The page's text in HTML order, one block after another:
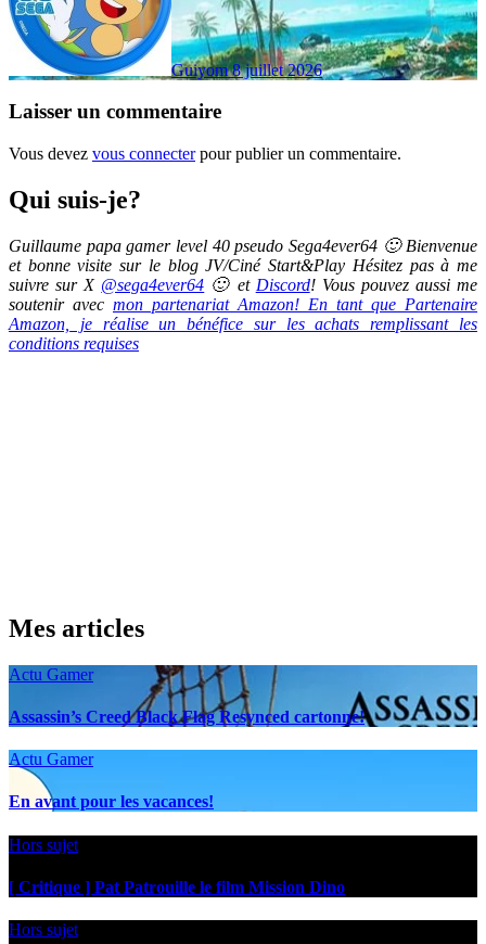
Guiyom8 juillet 2026
Laisser un commentaire
Vous devez vous connecterpour publier un commentaire.
Qui suis-je?
Guillaume papa gamer level 40 pseudo Sega4ever64 🙂 Bienvenue
et bonne visite sur le blog JV/Ciné Start&Play Hésitez pas à me
suivre sur X @sega4ever64 🙂 et Discord! Vous pouvez aussi me
soutenir avec mon partenariat Amazon! En tant que Partenaire
Amazon, je réalise un bénéfice sur les achats remplissant les
conditions requises
Mes articles
Actu Gamer
Assassin’s Creed Black Flag Resynced cartonne!
Actu Gamer
En avant pour les vacances!
Hors sujet
[ Critique ] Pat Patrouille le film Mission Dino
Hors sujet